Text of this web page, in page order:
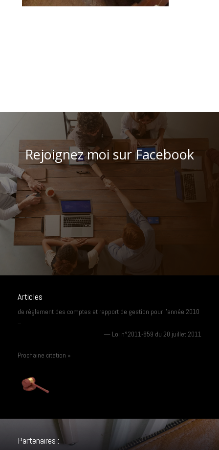
Rejoignez moi sur Facebook
Articles
de règlement des comptes et rapport de gestion pour l’année 2010
–
— Loi n°2011-859 du 20 juillet 2011
Prochaine citation »
Partenaires :